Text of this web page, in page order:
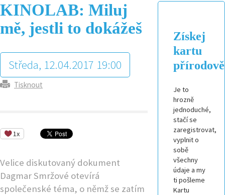
KINOLAB: Miluj
mě, jestli to dokážeš
Středa, 12.04.2017 19:00
Tisknout
1x
Velice diskutovaný dokument
Dagmar Smržové otevírá
společenské téma, o němž se zatím
Získej
kartu
Je to
hrozně
jednoduché,
stačí se
zaregistrovat,
vyplnit o
sobě
všechny
údaje a my
ti pošleme
Kartu